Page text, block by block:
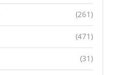
(261)
(471)
(31)